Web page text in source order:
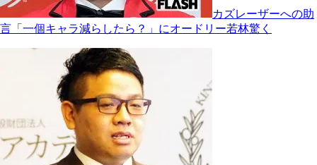
カズレーザーへの助
言「一個キャラ減らしたら？」にオードリー若林驚く